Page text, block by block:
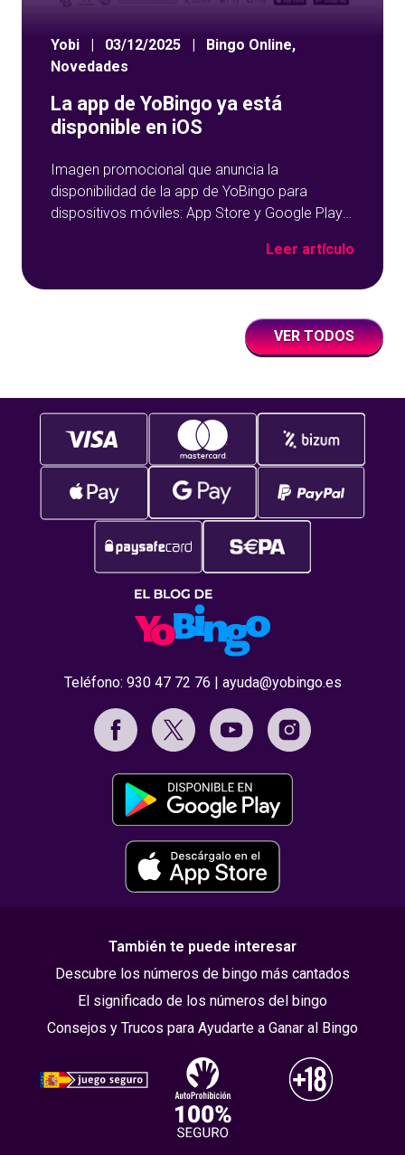
Yobi | 03/12/2025 | Bingo Online,
Novedades
La app de YoBingo ya está
disponible en iOS
Imagen promocional que anuncia la
disponibilidad de la app de YoBingo para
dispositivos móviles: App Store y Google Play
Leer artículo
VER TODOS
Teléfono: 930 47 72 76 | ayuda@yobingo.es
También te puede interesar
Descubre los números de bingo más cantados
El significado de los números del bingo
Consejos y Trucos para Ayudarte a Ganar al Bingo